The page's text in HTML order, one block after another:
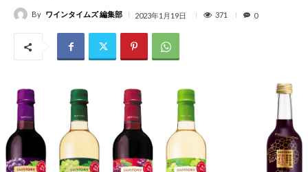
By ワインタイムズ 編集部 2023年1月19日 371 0